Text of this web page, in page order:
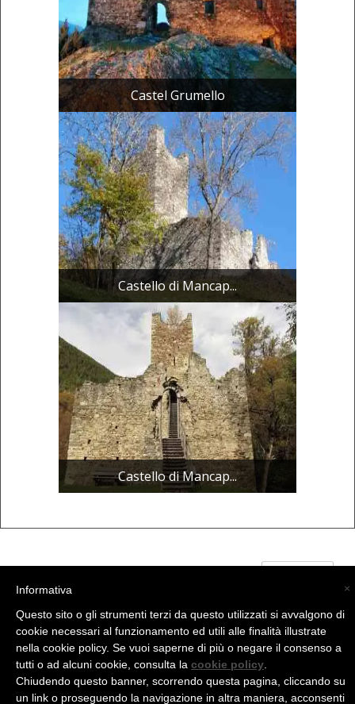
Castel Grumello
Castello di Mancap...
Castello di Mancap...
×
Informativa
Questo sito o gli strumenti terzi da questo utilizzati si avvalgono di
cookie necessari al funzionamento ed utili alle finalità illustrate
nella cookie policy. Se vuoi saperne di più o negare il consenso a
tutti o ad alcuni cookie, consulta la cookie policy
Chiudendo questo banner, scorrendo questa pagina, cliccando su
un link o proseguendo la navigazione in altra maniera, acconsenti